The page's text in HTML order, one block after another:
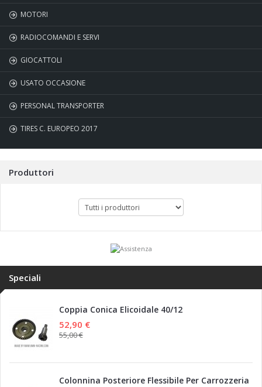
MOTORI
RADIOCOMANDI E SERVI
GIOCATTOLI
USATO OCCASIONE
PERSONAL TRANSPORTER
TIRES C. EUROPEO 2017
Produttori
Speciali
Coppia Conica Elicoidale 40/12
52,90 €
55,00 €
Colonnina Posteriore Flessibile Per Carrozzeria